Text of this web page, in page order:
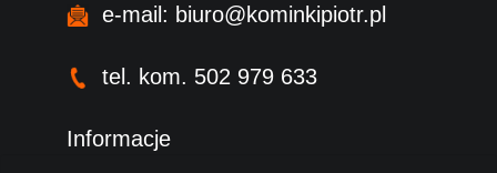
e-mail: biuro@kominkipiotr.pl
tel. kom. 502 979 633
Informacje